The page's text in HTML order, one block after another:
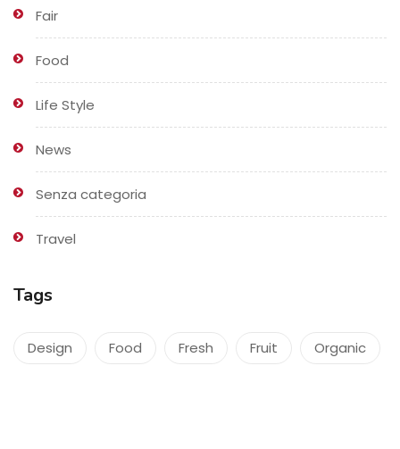
Fair
Food
Life Style
News
Senza categoria
Travel
Tags
Design Food Fresh Fruit Organic